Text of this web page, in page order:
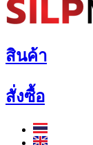
สินค้า
สั่งซื้อ